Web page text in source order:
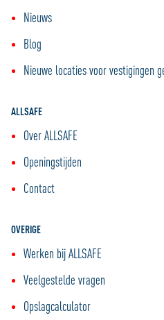
Nieuws
Blog
Nieuwe locaties voor vestigingen
ALLSAFE
Over ALLSAFE
Openingstijden
Contact
OVERIGE
Werken bij ALLSAFE
Veelgestelde vragen
Opslagcalculator